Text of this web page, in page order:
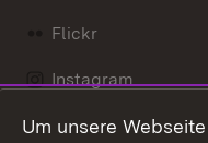
Flickr
Instagram
Social Wall
Um unsere